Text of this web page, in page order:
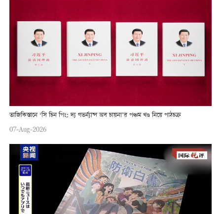
তাজিকিস্তানে ‘সি চিন পিং: দ্য গভর্ন্যান্স অব চায়না’র পঞ্চম খণ্ড নিয়ে পাঠচক্র
07-Aug-2026